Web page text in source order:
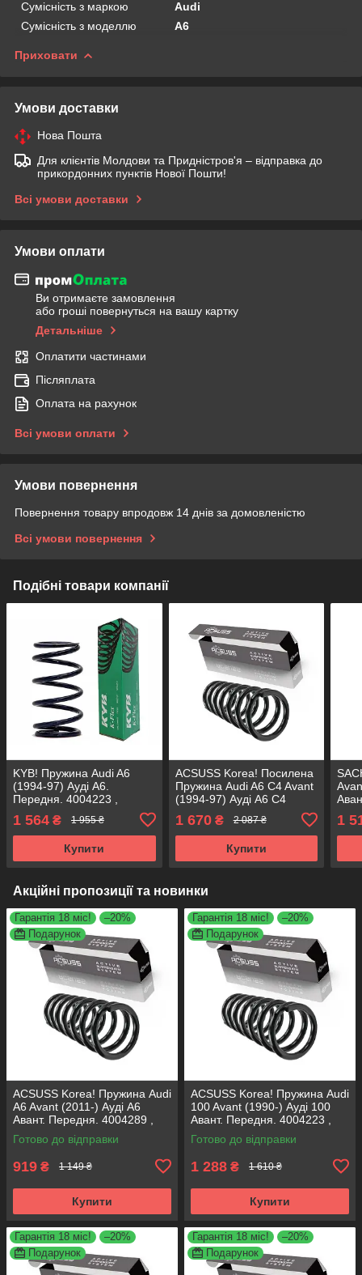
Сумісність з маркою
Audi
Сумісність з моделлю
A6
Приховати
Умови доставки
Нова Пошта
Для клієнтів Молдови та Придністров'я – відправка до
прикордонних пунктів Нової Пошти!
Всі умови доставки
Умови оплати
Ви отримаєте замовлення
або гроші повернуться на вашу картку
Детальніше
Оплатити частинами
Післяплата
Оплата на рахунок
Всі умови оплати
Умови повернення
Повернення товару впродовж 14 днів за домовленістю
Всі умови повернення
Подібні товари компанії
KYB! Пружина Audi A6
(1994-97) Ауді А6.
Передня. 4004223 ,
RH1011 , 997224. Каяба
1 564 ₴ 1 955 ₴
Купити
ACSUSS Korea! Посилена
Пружина Audi A6 C4 Avant
(1994-97) Ауді А6 С4
RC5229 , 50181 Аксусс
Корея
1 670₴ 2 087 ₴
Купити
1
Акційні пропозиції та новинки
Гарантія 18 міс!
–20%
Подарунок
ACSUSS Korea! Пружина Audi
A6 Avant (2011-) Ауді А6
Авант. Передня. 4004289 ,
RA3798 , 993124. Аксусс
Корея
Готово до відправки
919 ₴ 1 149 ₴
Купити
Гарантія 18 міс!
–20%
Подарунок
ACSUSS Korea! Пружина Audi
100 Avant (1990-) Ауді 100
Авант. Передня. 4004223 ,
RH1011 , 997224. Аксусс
Корея
Готово до відправки
1 288 ₴ 1 610 ₴
Купити
Гарантія 18 міс!
–20%
Подарунок
Гарантія 18 міс!
–20%
Подарунок